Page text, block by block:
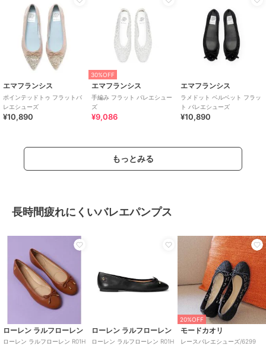
エマフランシス
ポインテッドトゥ フラットバ
レエシューズ
¥10,890
30%OFF
エマフランシス
手編み フラット バレエシュー
ズ
¥9,086
エマフランシス
ラメドット ベルベット フラッ
ト バレエシューズ
¥10,890
もっとみる
長時間疲れにくいバレエパンプス
ローレン ラルフローレン
ローレン ラルフローレン R01H
ローレン ラルフローレン
ローレン ラルフローレン R01H
20%OFF
モードカオリ
レースバレエシューズ/6299